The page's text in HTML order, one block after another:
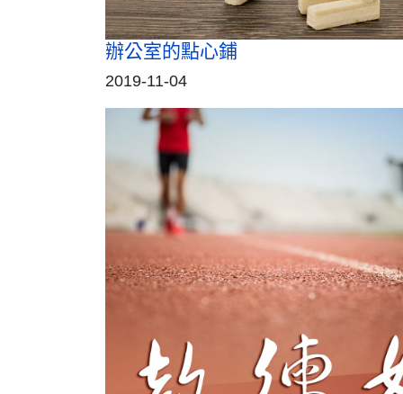
辦公室的點心鋪
2019-11-04